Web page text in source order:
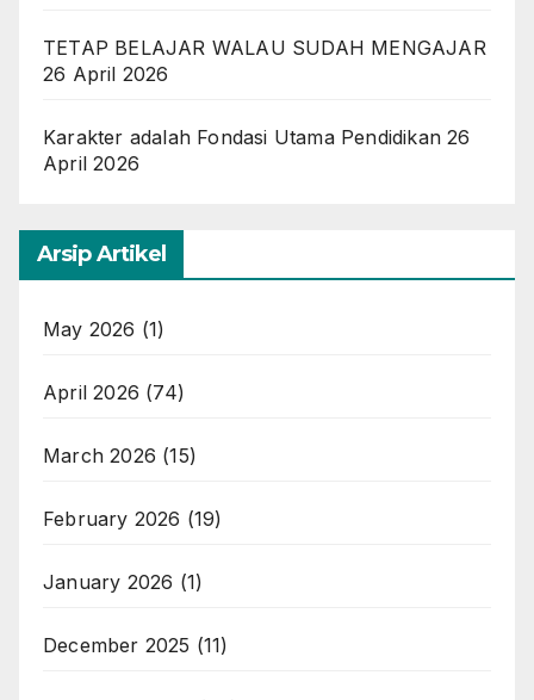
TETAP BELAJAR WALAU SUDAH MENGAJAR
26 April 2026
Karakter adalah Fondasi Utama Pendidikan 26
April 2026
Arsip Artikel
May 2026 (1)
April 2026 (74)
March 2026 (15)
February 2026 (19)
January 2026 (1)
December 2025 (11)